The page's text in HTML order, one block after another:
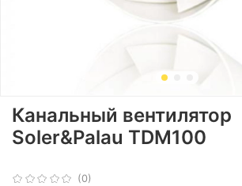
(0)
Канальный вентилятор
Soler&Palau TDM100